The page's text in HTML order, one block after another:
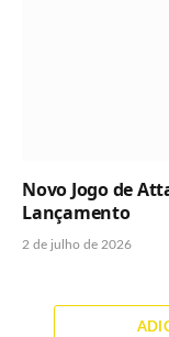
Novo Jogo de
Lançamento
2 de julho de 2026